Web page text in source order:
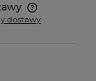
płatności
dostawy